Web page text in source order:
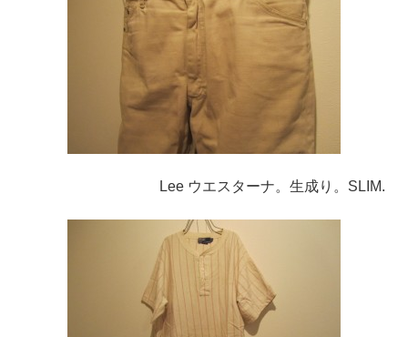
Lee ウエスターナ。生成り。SLIM.